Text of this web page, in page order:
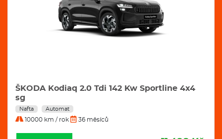
ŠKODA Kodiaq 2.0 Tdi 142 Kw Sportline 4x4
sg
Nafta Automat
10000 km / rok 36 měsíců